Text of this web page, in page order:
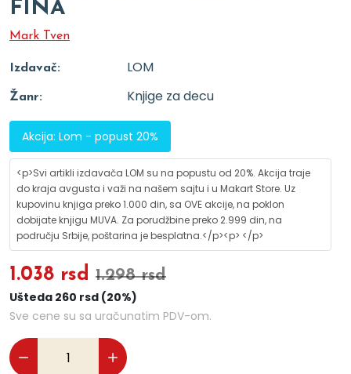
FINA
Mark Tven
Izdavač: LOM
Žanr: Knjige za decu
Akcija: Lom - popust 20%
<p>Svi artikli izdavača LOM su na popustu od 20%. Akcija traje
do kraja avgusta i važi na našem sajtu i u Makart Store. Uz
kupovinu knjiga preko 1.000 din, sa OVE akcije, na poklon
dobijate knjigu MUVA. Za porudžbine preko 2.999 din, na
području Srbije, poštarina je besplatna.</p><p> </p>
1.038 rsd 1.298 rsd
Ušteda 260 rsd (20%)
Sve cene su sa uračunatim PDV-om.